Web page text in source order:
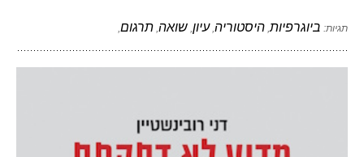
תגיות: ביוגרפיות, היסטוריה,עיון, שואה, תרגום,